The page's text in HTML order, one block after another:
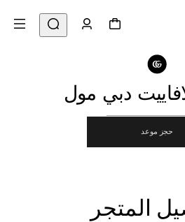
مشاركة
دبي مول
حجز موعد
المتجر